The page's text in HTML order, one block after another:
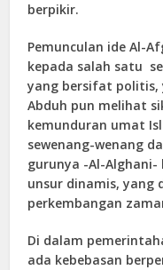
berpikir.
Pemunculan ide Al-
kepada salah satu
yang bersifat
Abduh pun melihat
kemunduran umat
sewenang-wenang
gurunya -Al-
unsur dinamis, yang
perkembangan
Di dalam
ada kebebasan